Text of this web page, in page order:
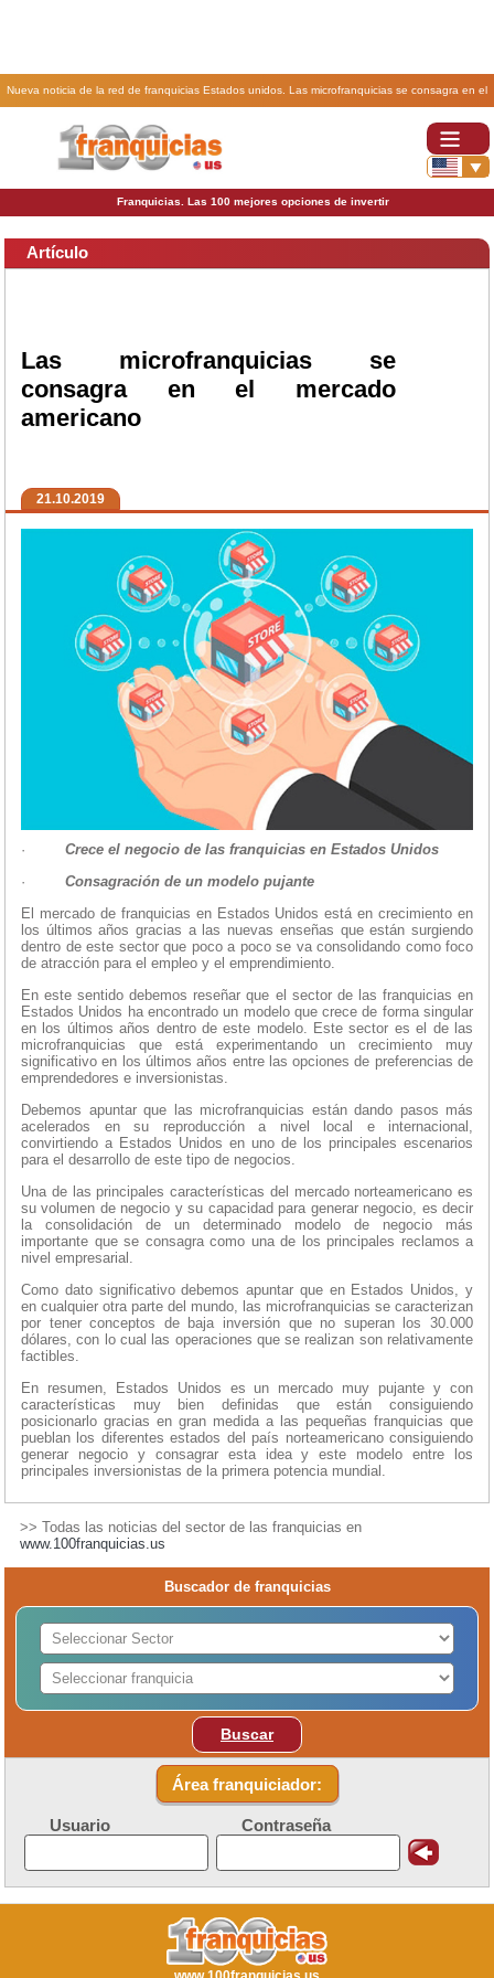
Nueva noticia de la red de franquicias Estados unidos. Las microfranquicias se consagra en el
Franquicias. Las 100 mejores opciones de invertir
Artículo
Las microfranquicias se
consagra en el mercado
americano
21.10.2019
· Crece el negocio de las franquicias en Estados Unidos
· Consagración de un modelo pujante
El mercado de franquicias en Estados Unidos está en crecimiento en
los últimos años gracias a las nuevas enseñas que están surgiendo
dentro de este sector que poco a poco se va consolidando como foco
de atracción para el empleo y el emprendimiento.
En este sentido debemos reseñar que el sector de las franquicias en
Estados Unidos ha encontrado un modelo que crece de forma singular
en los últimos años dentro de este modelo. Este sector es el de las
microfranquicias que está experimentando un crecimiento muy
significativo en los últimos años entre las opciones de preferencias de
emprendedores e inversionistas.
Debemos apuntar que las microfranquicias están dando pasos más
acelerados en su reproducción a nivel local e internacional,
convirtiendo a Estados Unidos en uno de los principales escenarios
para el desarrollo de este tipo de negocios.
Una de las principales características del mercado norteamericano es
su volumen de negocio y su capacidad para generar negocio, es decir
la consolidación de un determinado modelo de negocio más
importante que se consagra como una de los principales reclamos a
nivel empresarial.
Como dato significativo debemos apuntar que en Estados Unidos, y
en cualquier otra parte del mundo, las microfranquicias se caracterizan
por tener conceptos de baja inversión que no superan los 30.000
dólares, con lo cual las operaciones que se realizan son relativamente
factibles.
En resumen, Estados Unidos es un mercado muy pujante y con
características muy bien definidas que están consiguiendo
posicionarlo gracias en gran medida a las pequeñas franquicias que
pueblan los diferentes estados del país norteamericano consiguiendo
generar negocio y consagrar esta idea y este modelo entre los
principales inversionistas de la primera potencia mundial.
>> Todas las noticias del sector de las franquicias en
www.100franquicias.us
Buscador de franquicias
Buscar
Área franquiciador:
Usuario Contraseña